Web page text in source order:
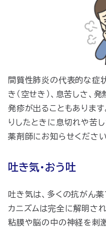
間質性肺炎の代表的な症
き（空せき）、息苦しさ、
発疹が出ることもありま
りしたときに息切れや苦
薬剤師にお知らせください
吐き気・おう吐
吐き気は、多くの抗がん
カニズムは完全に解明さ
粘膜や脳の中の神経を刺